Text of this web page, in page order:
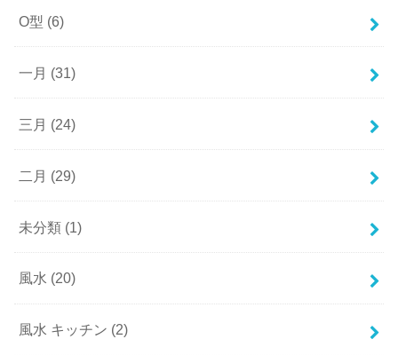
O型 (6)
一月 (31)
三月 (24)
二月 (29)
未分類 (1)
風水 (20)
風水 キッチン (2)